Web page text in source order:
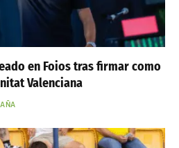
en Foios tras firmar como
Valenciana